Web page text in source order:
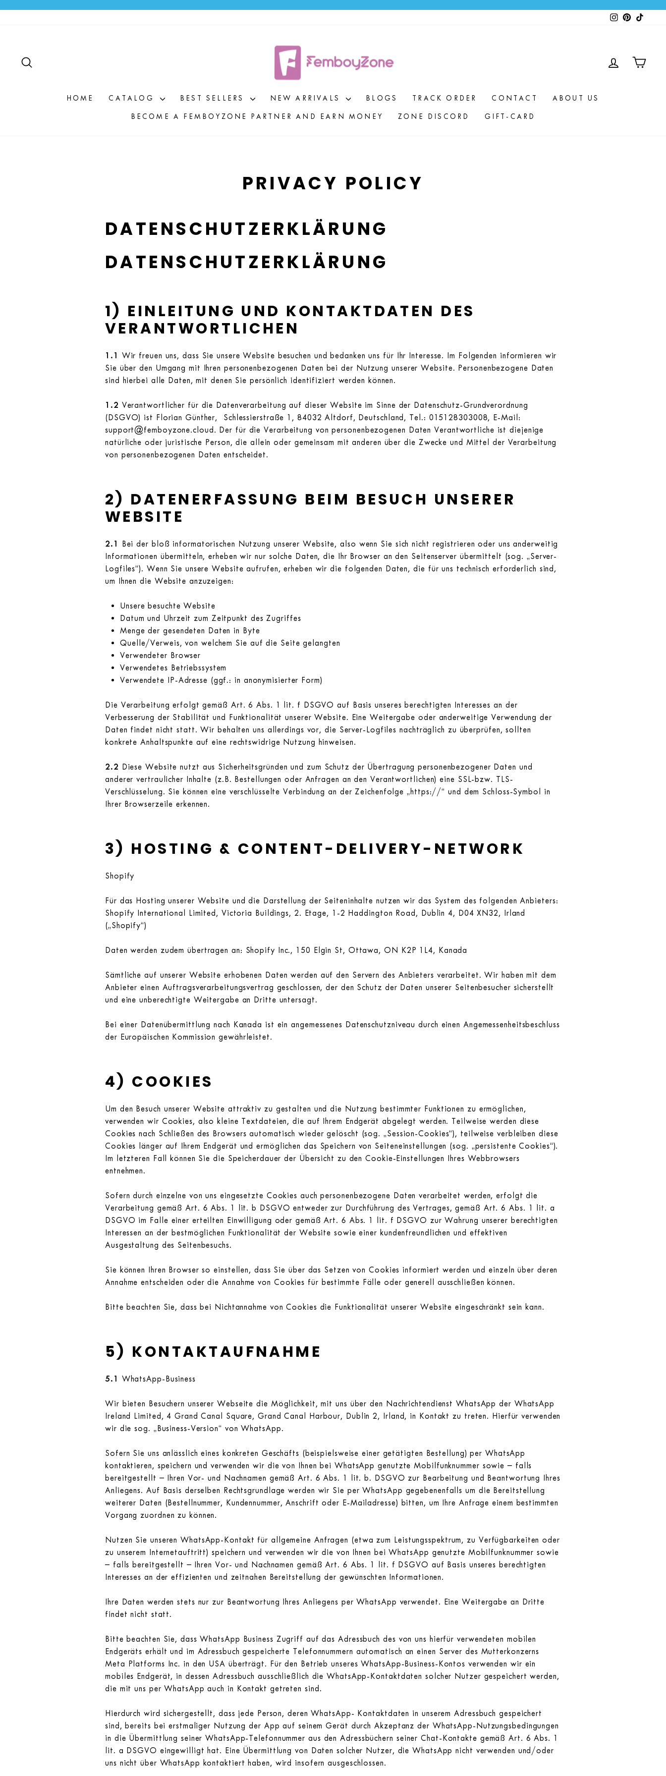
Instagram
Pinterest
HOME CATALOG BEST SELLERS NEW ARRIVALS BLOGS TRACK ORDER CONTACT ABOUT US
BECOME A FEMBOYZONE PARTNER AND EARN MONEY ZONE DISCORD GIFT-CARD
PRIVACY POLICY
DATENSCHUTZERKLÄRUNG
DATENSCHUTZERKLÄRUNG
1) EINLEITUNG UND KONTAKTDATEN DES
VERANTWORTLICHEN
1.1 Wir freuen uns, dass Sie unsere Website besuchen und bedanken uns für Ihr Interesse. Im Folgenden informieren wir
Sie über den Umgang mit Ihren personenbezogenen Daten bei der Nutzung unserer Website. Personenbezogene Daten
sind hierbei alle Daten, mit denen Sie persönlich identifiziert werden können.
1.2 Verantwortlicher für die Datenverarbeitung auf dieser Website im Sinne der Datenschutz-Grundverordnung
(DSGVO) ist Florian Günther, Schlessierstraße 1, 84032 Altdorf, Deutschland, Tel.: 015128303008, E-Mail:
support@femboyzone.cloud. Der für die Verarbeitung von personenbezogenen Daten Verantwortliche ist diejenige
natürliche oder juristische Person, die allein oder gemeinsam mit anderen über die Zwecke und Mittel der Verarbeitung
von personenbezogenen Daten entscheidet.
2) DATENERFASSUNG BEIM BESUCH UNSERER
WEBSITE
2.1
Bei der bloß informatorischen Nutzung unserer Website, also wenn Sie sich nicht registrieren oder uns anderweitig
Informationen übermitteln, erheben wir nur solche Daten, die Ihr Browser an den Seitenserver übermittelt (sog. „Server-
Logfiles“). Wenn Sie unsere Website aufrufen, erheben wir die folgenden Daten, die für uns technisch erforderlich sind,
um Ihnen die Website anzuzeigen:
Unsere besuchte Website
Datum und Uhrzeit zum Zeitpunkt des Zugriffes
Menge der gesendeten Daten in Byte
Quelle/Verweis, von welchem Sie auf die Seite gelangten
Verwendeter Browser
Verwendetes Betriebssystem
Verwendete IP-Adresse (ggf.: in anonymisierter Form)
Die Verarbeitung erfolgt gemäß Art. 6 Abs. 1 lit. f DSGVO auf Basis unseres berechtigten Interesses an der
Verbesserung der Stabilität und Funktionalität unserer Website. Eine Weitergabe oder anderweitige Verwendung der
Daten findet nicht statt. Wir behalten uns allerdings vor, die Server-Logfiles nachträglich zu überprüfen, sollten
konkrete Anhaltspunkte auf eine rechtswidrige Nutzung hinweisen.
2.2 Diese Website nutzt aus Sicherheitsgründen und zum Schutz der Übertragung personenbezogener Daten und
anderer vertraulicher Inhalte (z.B. Bestellungen oder Anfragen an den Verantwortlichen) eine SSL-bzw. TLS-
Verschlüsselung. Sie können eine verschlüsselte Verbindung an der Zeichenfolge „https://“ und dem Schloss-Symbol in
Ihrer Browserzeile erkennen.
3) HOSTING & CONTENT-DELIVERY-NETWORK
Shopify
Für das Hosting unserer Website und die Darstellung der Seiteninhalte nutzen wir das System des folgenden Anbieters:
Shopify International Limited, Victoria Buildings, 2. Etage, 1-2 Haddington Road, Dublin 4, D04 XN32, Irland
(„Shopify“)
Daten werden zudem übertragen an: Shopify Inc., 150 Elgin St, Ottawa, ON K2P 1L4, Kanada
Sämtliche auf unserer Website erhobenen Daten werden auf den Servern des Anbieters verarbeitet. Wir haben mit dem
Anbieter einen Auftragsverarbeitungsvertrag geschlossen, der den Schutz der Daten unserer Seitenbesucher sicherstellt
und eine unberechtigte Weitergabe an Dritte untersagt.
Bei einer Datenübermittlung nach Kanada ist ein angemessenes Datenschutzniveau durch einen Angemessenheitsbeschluss
der Europäischen Kommission gewährleistet.
4) COOKIES
Um den Besuch unserer Website attraktiv zu gestalten und die Nutzung bestimmter Funktionen zu ermöglichen,
verwenden wir Cookies, also kleine Textdateien, die auf Ihrem Endgerät abgelegt werden. Teilweise werden diese
Cookies nach Schließen des Browsers automatisch wieder gelöscht (sog. „Session-Cookies“), teilweise verbleiben diese
Cookies länger auf Ihrem Endgerät und ermöglichen das Speichern von Seiteneinstellungen (sog. „persistente Cookies“).
Im letzteren Fall können Sie die Speicherdauer der Übersicht zu den Cookie-Einstellungen Ihres Webbrowsers
entnehmen.
Sofern durch einzelne von uns eingesetzte Cookies auch personenbezogene Daten verarbeitet werden, erfolgt die
Verarbeitung gemäß Art. 6 Abs. 1 lit. b DSGVO entweder zur Durchführung des Vertrages, gemäß Art. 6 Abs. 1 lit. a
DSGVO im Falle einer erteilten Einwilligung oder gemäß Art. 6 Abs. 1 lit. f DSGVO zur Wahrung unserer berechtigten
Interessen an der bestmöglichen Funktionalität der Website sowie einer kundenfreundlichen und effektiven
Ausgestaltung des Seitenbesuchs.
Sie können Ihren Browser so einstellen, dass Sie über das Setzen von Cookies informiert werden und einzeln über deren
Annahme entscheiden oder die Annahme von Cookies für bestimmte Fälle oder generell ausschließen können.
Bitte beachten Sie, dass bei Nichtannahme von Cookies die Funktionalität unserer Website eingeschränkt sein kann.
5) KONTAKTAUFNAHME
5.1 WhatsApp-Business
Wir bieten Besuchern unserer Webseite die Möglichkeit, mit uns über den Nachrichtendienst WhatsApp der WhatsApp
Ireland Limited, 4 Grand Canal Square, Grand Canal Harbour, Dublin 2, Irland, in Kontakt zu treten. Hierfür verwenden
wir die sog. „Business-Version“ von WhatsApp.
Sofern Sie uns anlässlich eines konkreten Geschäfts (beispielsweise einer getätigten Bestellung) per WhatsApp
kontaktieren, speichern und verwenden wir die von Ihnen bei WhatsApp genutzte Mobilfunknummer sowie – falls
bereitgestellt – Ihren Vor- und Nachnamen gemäß Art. 6 Abs. 1 lit. b. DSGVO zur Bearbeitung und Beantwortung Ihres
Anliegens. Auf Basis derselben Rechtsgrundlage werden wir Sie per WhatsApp gegebenenfalls um die Bereitstellung
weiterer Daten (Bestellnummer, Kundennummer, Anschrift oder E-Mailadresse) bitten, um Ihre Anfrage einem bestimmten
Vorgang zuordnen zu können.
Nutzen Sie unseren WhatsApp-Kontakt für allgemeine Anfragen (etwa zum Leistungsspektrum, zu Verfügbarkeiten oder
zu unserem Internetauftritt) speichern und verwenden wir die von Ihnen bei WhatsApp genutzte Mobilfunknummer sowie
– falls bereitgestellt – Ihren Vor- und Nachnamen gemäß Art. 6 Abs. 1 lit. f DSGVO auf Basis unseres berechtigten
Interesses an der effizienten und zeitnahen Bereitstellung der gewünschten Informationen.
Ihre Daten werden stets nur zur Beantwortung Ihres Anliegens per WhatsApp verwendet. Eine Weitergabe an Dritte
findet nicht statt.
Bitte beachten Sie, dass WhatsApp Business Zugriff auf das Adressbuch des von uns hierfür verwendeten mobilen
Endgeräts erhält und im Adressbuch gespeicherte Telefonnummern automatisch an einen Server des Mutterkonzerns
Meta Platforms Inc. in den USA überträgt. Für den Betrieb unseres WhatsApp-Business-Kontos verwenden wir ein
mobiles Endgerät, in dessen Adressbuch ausschließlich die WhatsApp-Kontaktdaten solcher Nutzer gespeichert werden,
die mit uns per WhatsApp auch in Kontakt getreten sind.
Hierdurch wird sichergestellt, dass jede Person, deren WhatsApp- Kontaktdaten in unserem Adressbuch gespeichert
sind, bereits bei erstmaliger Nutzung der App auf seinem Gerät durch Akzeptanz der WhatsApp-Nutzungsbedingungen
in die Übermittlung seiner WhatsApp-Telefonnummer aus den Adressbüchern seiner Chat-Kontakte gemäß Art. 6 Abs. 1
lit. a DSGVO eingewilligt hat. Eine Übermittlung von Daten solcher Nutzer, die WhatsApp nicht verwenden und/oder
uns nicht über WhatsApp kontaktiert haben, wird insofern ausgeschlossen.